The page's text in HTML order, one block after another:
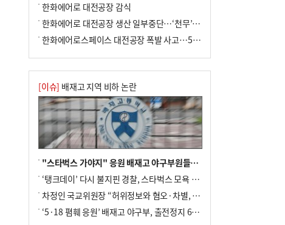
한화에어로 대전공장 감식
한화에어로 대전공장 생산 일부중단…‘천무’ 수출 비상
한화에어로스페이스 대전공장 폭발 사고…5명 사망·2명 부상(종합)
[이슈] 배재고 지역 비하 논란
"스타벅스 가야지" 응원 배재고 야구부원들, 학교서 징계 처분
‘탱크데이’ 다시 불지핀 경찰, 스타벅스 모욕 혐의 압수수색
차정인 국교위원장 “허위정보와 혐오·차별, 학교 교실까지 유입"
‘5·18 폄훼 응원’ 배재고 야구부, 출전정지 6개월→1개월 감경